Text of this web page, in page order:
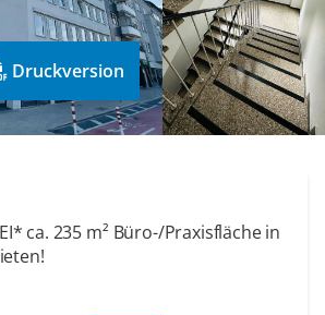
Druckversion
ca. 235 m² Büro-/Praxisfläche in